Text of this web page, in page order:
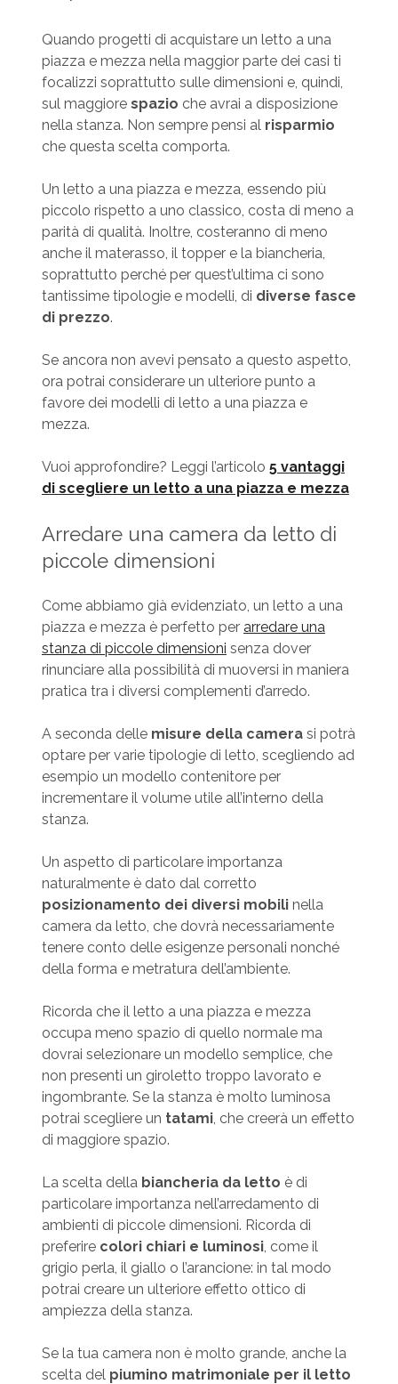
Quando progetti di acquistare un letto a una
piazza e mezza nella maggior parte dei casi ti
focalizzi soprattutto sulle dimensioni e, quindi,
sul maggiore spazio che avrai a disposizione
nella stanza. Non sempre pensi al risparmio
che questa scelta comporta.
Un letto a una piazza e mezza, essendo più
piccolo rispetto a uno classico, costa di meno a
parità di qualità. Inoltre, costeranno di meno
anche il materasso, il topper e la biancheria,
soprattutto perché per quest’ultima ci sono
tantissime tipologie e modelli, di diverse fasce
di prezzo.
Se ancora non avevi pensato a questo aspetto,
ora potrai considerare un ulteriore punto a
favore dei modelli di letto a una piazza e
mezza.
Vuoi approfondire? Leggi l’articolo 5 vantaggi
di scegliere un letto a una piazza e mezza
Arredare una camera da letto di
piccole dimensioni
Come abbiamo già evidenziato, un letto a una
piazza e mezza è perfetto per arredare una
stanza di piccole dimensioni senza dover
rinunciare alla possibilità di muoversi in maniera
pratica tra i diversi complementi d’arredo.
A seconda delle misure della camerasi potrà
optare per varie tipologie di letto, scegliendo ad
esempio un modello contenitore per
incrementare il volume utile all’interno della
stanza.
Un aspetto di particolare importanza
naturalmente è dato dal corretto
posizionamento dei diversi mobilinella
camera da letto, che dovrà necessariamente
tenere conto delle esigenze personali nonché
della forma e metratura dell’ambiente.
Ricorda che il letto a una piazza e mezza
occupa meno spazio di quello normale ma
dovrai selezionare un modello semplice, che
non presenti un giroletto troppo lavorato e
ingombrante. Se la stanza è molto luminosa
potrai scegliere un tatami, che creerà un effetto
di maggiore spazio.
La scelta della biancheria da letto è di
particolare importanza nell’arredamento di
ambienti di piccole dimensioni. Ricorda di
preferire colori chiari e luminosi, come il
grigio perla, il giallo o l’arancione: in tal modo
potrai creare un ulteriore effetto ottico di
ampiezza della stanza.
Se la tua camera non è molto grande, anche la
scelta del piumino matrimoniale per il letto